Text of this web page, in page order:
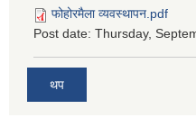
फोहोरमैला व्यवस्थापन.pdf
Post date: Thursday,
थप